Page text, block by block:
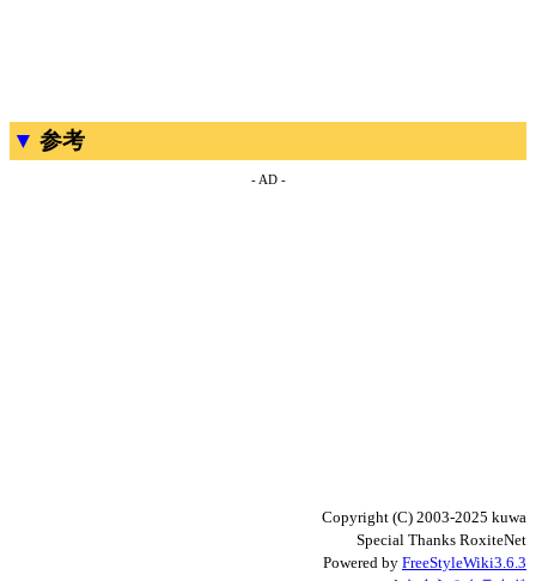
参考
- AD -
Copyright (C) 2003-2025 kuwa
Special Thanks RoxiteNet
Powered by FreeStyleWiki3.6.3